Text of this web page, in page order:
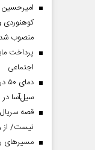
کوهنوردی
منصوب
پرداخت
اجتماعی
سیل‌آسا در ۳ استان
قصه
نیست/ از
مسیر‌های